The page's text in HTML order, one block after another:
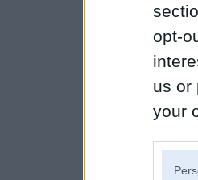
opt-
us or
your